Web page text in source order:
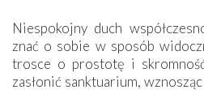
Niespokojny duch
znać o sobie w sposób
trosce o prostotę i
zasłonić sanktuarium,